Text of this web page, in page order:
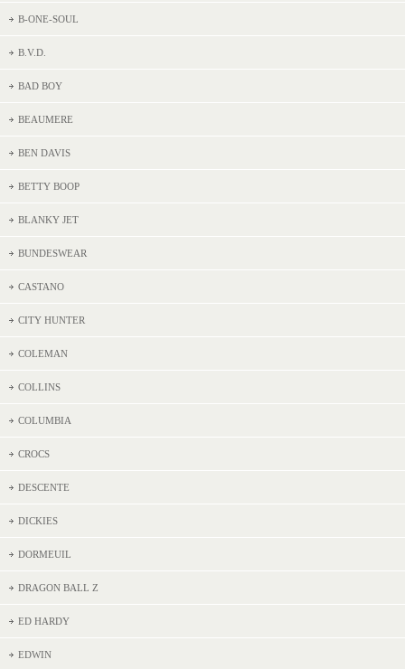
B-ONE-SOUL
B.V.D.
BAD BOY
BEAUMERE
BEN DAVIS
BETTY BOOP
BLANKY JET
BUNDESWEAR
CASTANO
CITY HUNTER
COLEMAN
COLLINS
COLUMBIA
CROCS
DESCENTE
DICKIES
DORMEUIL
DRAGON BALL Z
ED HARDY
EDWIN